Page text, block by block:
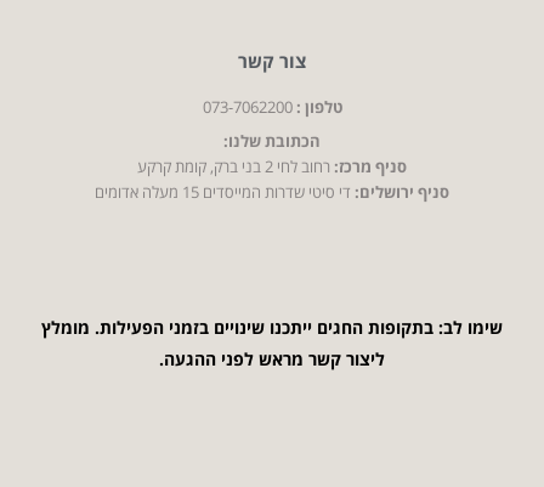
צור קשר
טלפון : 073-7062200
הכתובת שלנו:
סניף מרכז:רחוב לחי 2 בני ברק, קומת קרקע
סניף ירושלים:די סיטי שדרות המייסדים 15 מעלה אדומים
שימו לב: בתקופות החגים ייתכנו שינויים בזמני הפעילות. מומלץ
ליצור קשר מראש לפני ההגעה.